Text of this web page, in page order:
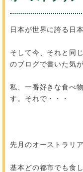
日本が世界に誇る日
そして今、それと同
のブログで書いた気
私、一番好きな食べ
す。それで・・・
先月のオーストラリ
基本どの都市でも食